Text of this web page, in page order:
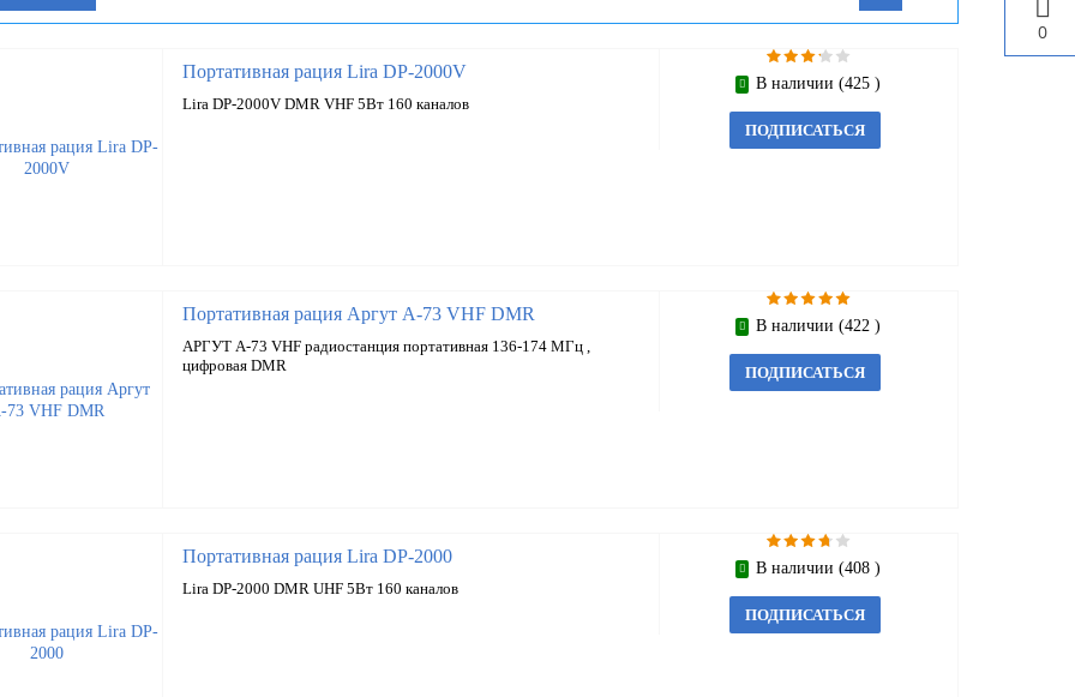
0
Портативная рация Lira DP-2000V
Lira DP-2000V DMR VHF 5Вт 160 каналов
В наличии (425 )
ПОДПИСАТЬСЯ
Портативная рация Аргут А-73 VHF DMR
АРГУТ А-73 VHF радиостанция портативная 136-174 МГц ,
цифровая DMR
В наличии (422 )
ПОДПИСАТЬСЯ
Портативная рация Lira DP-2000
Lira DP-2000 DMR UHF 5Вт 160 каналов
В наличии (408 )
ПОДПИСАТЬСЯ